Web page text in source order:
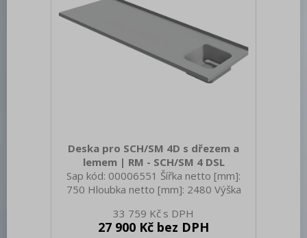
Deska pro SCH/SM 4D s dřezem a
lemem | RM - SCH/SM 4 DSL
Sap kód: 00006551 Šířka netto [mm]:
750 Hloubka netto [mm]: 2480 Výška
32.00 Šířka brutto [mm]: 750 Hloubka
brutto [mm]: 2480 Výška brutto [mm]:
33 759 Kč
27 900 Kč bez DPH